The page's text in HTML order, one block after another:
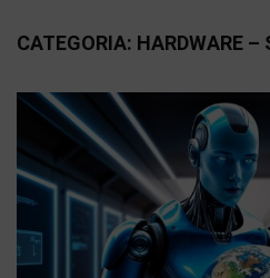
CATEGORIA: HARDWARE –